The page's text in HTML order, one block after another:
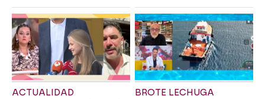
ACTUALIDAD BROTE LECHUGA